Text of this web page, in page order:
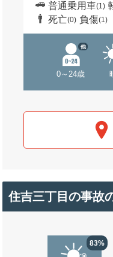
普通乗用車(1)
死亡(0) 負傷(1)
0～24歳
他
住吉三丁目の事故
83%